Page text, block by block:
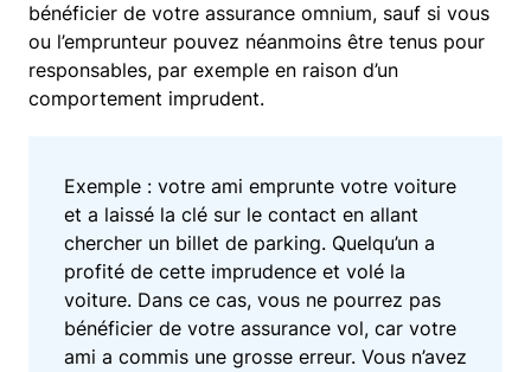
bénéficier de votre assurance omnium, sauf si vous
ou l’emprunteur pouvez néanmoins être tenus pour
responsables, par exemple en raison d’un
comportement imprudent.
Exemple : votre ami emprunte votre voiture
et a laissé la clé sur le contact en allant
chercher un billet de parking. Quelqu’un a
profité de cette imprudence et volé la
voiture. Dans ce cas, vous ne pourrez pas
bénéficier de votre assurance vol, car votre
ami a commis une grosse erreur. Vous n’avez